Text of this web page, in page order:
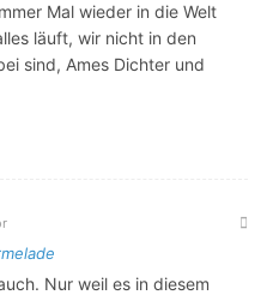
Mal wieder in die Welt
läuft, wir nicht in den
sind, Ames Dichter und
Nur weil es in diesem